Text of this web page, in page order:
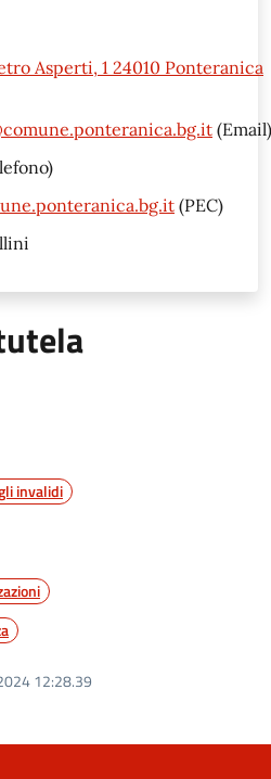
Asperti, 1 24010 Ponteranica
(Email)
(PEC)
invalidi
12:28.39